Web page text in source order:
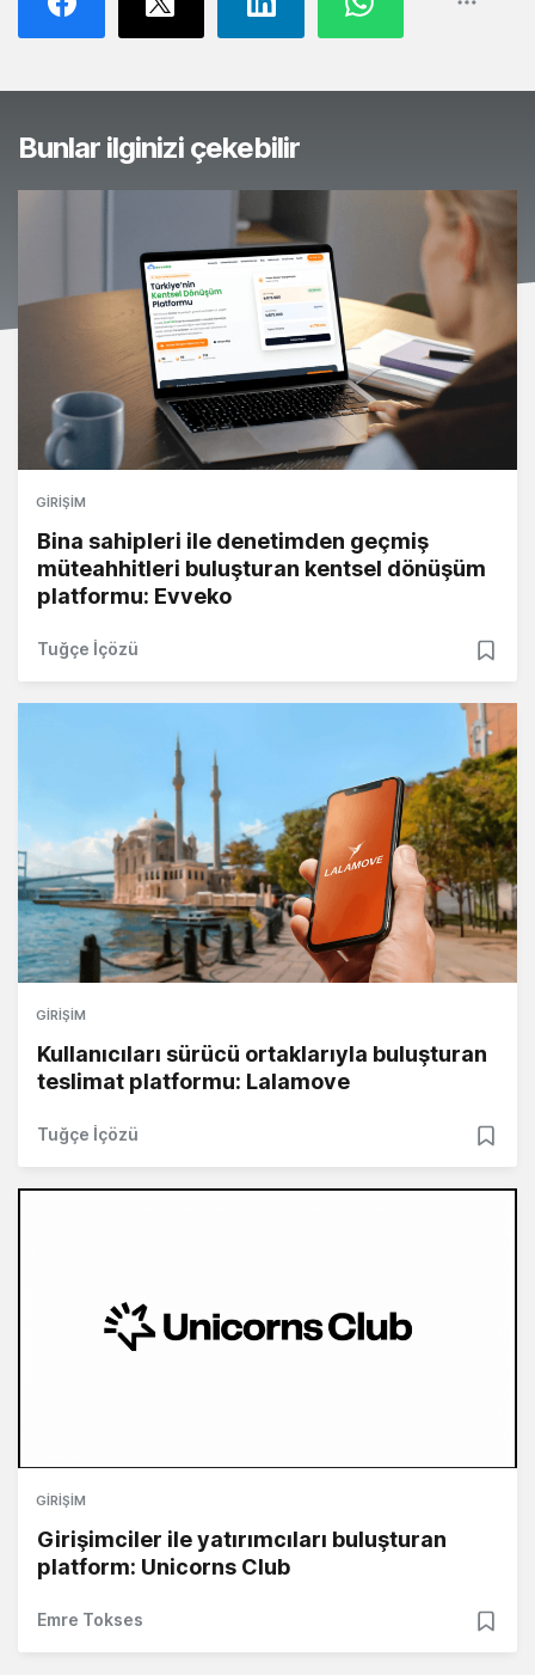
Bunlar ilginizi çekebilir
GIRIŞIM
Bina sahipleri ile denetimden geçmiş
müteahhitleri buluşturan kentsel dönüşüm
platformu: Evveko
Tuğçe İçözü
GIRIŞIM
Kullanıcıları sürücü ortaklarıyla buluşturan
teslimat platformu: Lalamove
Tuğçe İçözü
GIRIŞIM
Girişimciler ile yatırımcıları buluşturan
platform: Unicorns Club
Emre Tokses